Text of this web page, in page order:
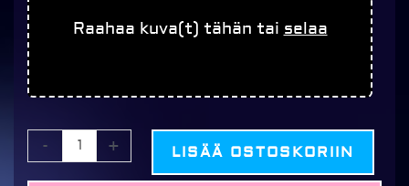
Raahaa kuva(t) tähän tai selaa
-
kuvalla,
PINKKI
määrä
+ LISÄÄ OSTOSKORIIN